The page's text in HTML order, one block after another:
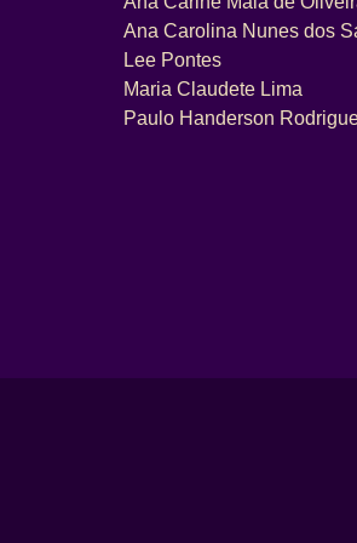
Ana Carolina Nunes dos
Lee Pontes
Maria Claudete Lima
Paulo Handerson